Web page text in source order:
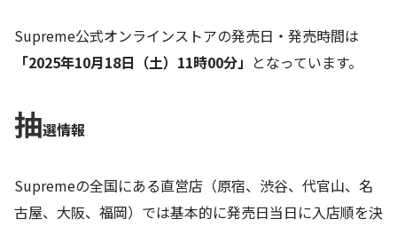
Supreme公式オンラインストアの発売日・発売時間は
「2025年10月18日（土）11時00分」 となっています。
抽選情報
Supremeの全国にある直営店（原宿、渋谷、代官山、名
古屋、大阪、福岡）では基本的に発売日当日に入店順を決